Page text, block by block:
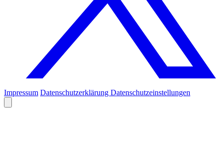
Impressum Datenschutzerklärung Datenschutzeinstellungen